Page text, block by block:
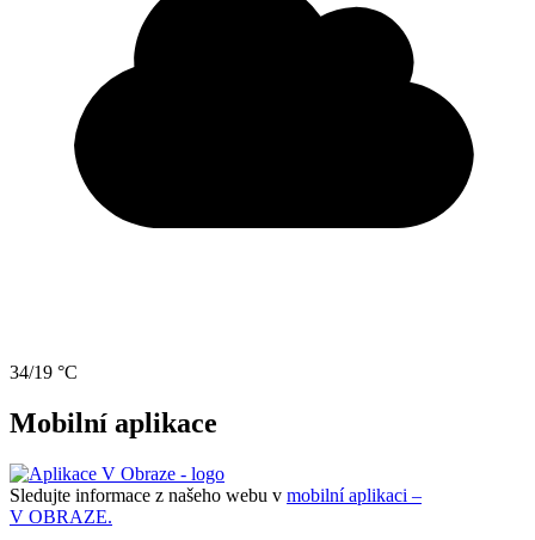
34/19 °C
Mobilní aplikace
Sledujte informace z našeho webu v mobilní aplikaci –
V OBRAZE.